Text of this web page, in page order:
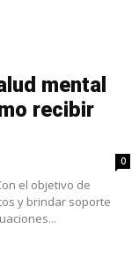
mental
recibir
0
el objetivo de
y brindar soporte